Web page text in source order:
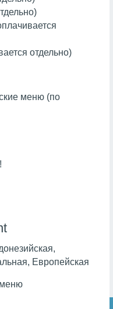
отдельно)
меню (по
Европейская